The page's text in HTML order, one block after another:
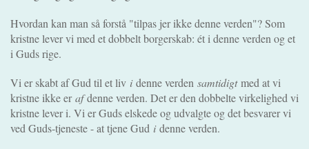
Hvordan kan man så forstå "tilpas jer ikke denne verden"? Som
kristne lever vi med et dobbelt borgerskab: ét i denne verden og et
i Guds rige.
Vi er skabt af Gud til et liv idenne verden samtidigtmed at vi
kristne ikke erafdenne verden. Det er den dobbelte virkelighed vi
kristne lever i. Vi er Guds elskede og udvalgte og det besvarer vi
ved Guds-tjeneste - at tjene Gud idenne verden.